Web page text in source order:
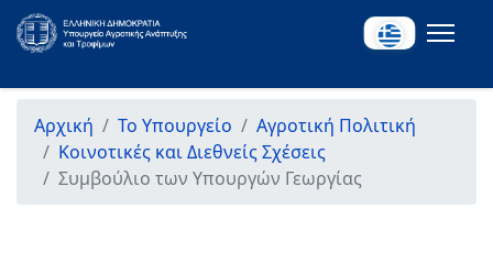
Αρχική Το Υπουργείο
Αγροτική Πολιτική
Κοινοτικές και Διεθνείς Σχέσεις
Συμβούλιο των Υπουργών Γεωργίας